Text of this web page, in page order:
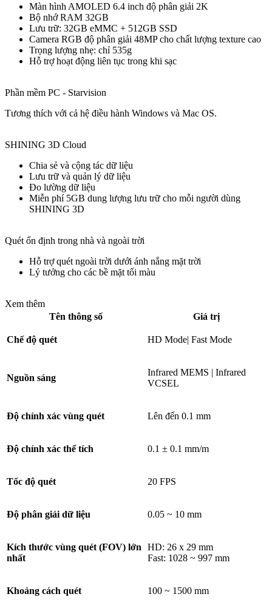
Màn hình AMOLED 6.4 inch độ phân giải 2K
Bộ nhớ RAM 32GB
Lưu trữ: 32GB eMMC + 512GB SSD
Camera RGB độ phân giải 48MP cho chất lượng texture cao
Trọng lượng nhẹ: chỉ 535g
Hỗ trợ hoạt động liên tục trong khi sạc
Phần mềm PC - Starvision
Tương thích với cả hệ điều hành Windows và Mac OS.
SHINING 3D Cloud
Chia sẻ và cộng tác dữ liệu
Lưu trữ và quản lý dữ liệu
Đo lường dữ liệu
Miễn phí 5GB dung lượng lưu trữ cho mỗi người dùng
SHINING 3D
Quét ổn định trong nhà và ngoài trời
Hỗ trợ quét ngoài trời dưới ánh nắng mặt trời
Lý tưởng cho các bề mặt tối màu
Xem thêm
Tên thông số
Giá trị
Chế độ quét HD Mode| Fast Mode
Nguồn sáng
Infrared MEMS | Infrared
VCSEL
Độ chính xác vùng quét Lên đến 0.1 mm
Độ chính xác thể tích 0.1 ± 0.1 mm/m
Tốc độ quét 20 FPS
Độ phân giải dữ liệu 0.05 ~ 10 mm
Kích thước vùng quét (FOV) lớn
nhất
HD: 26 x 29 mm
Fast: 1028 ~ 997 mm
Khoảng cách quét 100 ~ 1500 mm